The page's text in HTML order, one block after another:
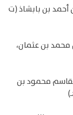
أحمد بن بابشاذ (ت
محمد بن عثمان،
محمود بن